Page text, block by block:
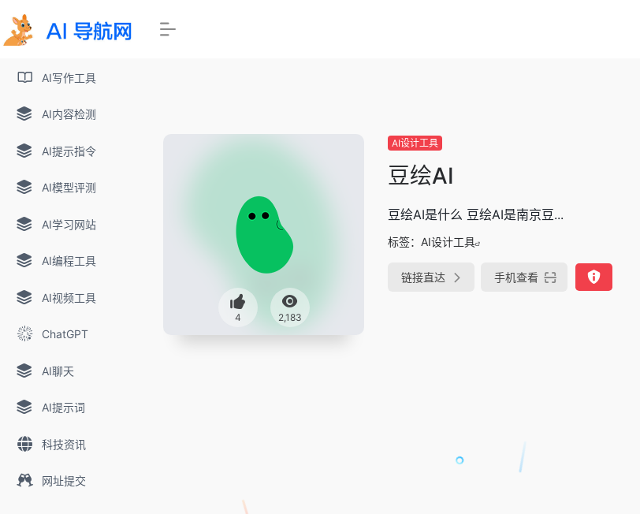
AI写作工具
AI内容检测
AI提示指令
AI模型评测
AI学习网站
AI编程工具
AI视频工具
ChatGPT
AI聊天
AI提示词
科技资讯
网址提交
4 2,183
AI设计工具
豆绘AI
豆绘AI是什么 豆绘AI是南京豆...
标签： AI设计工具
链接直达 手机查看